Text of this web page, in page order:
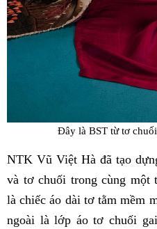
Đây là BST từ tơ
NTK Vũ Việt Hà đã tạo
và tơ chuối trong cùng một
là chiếc áo dài tơ tằm mềm
ngoài là lớp áo tơ chuối